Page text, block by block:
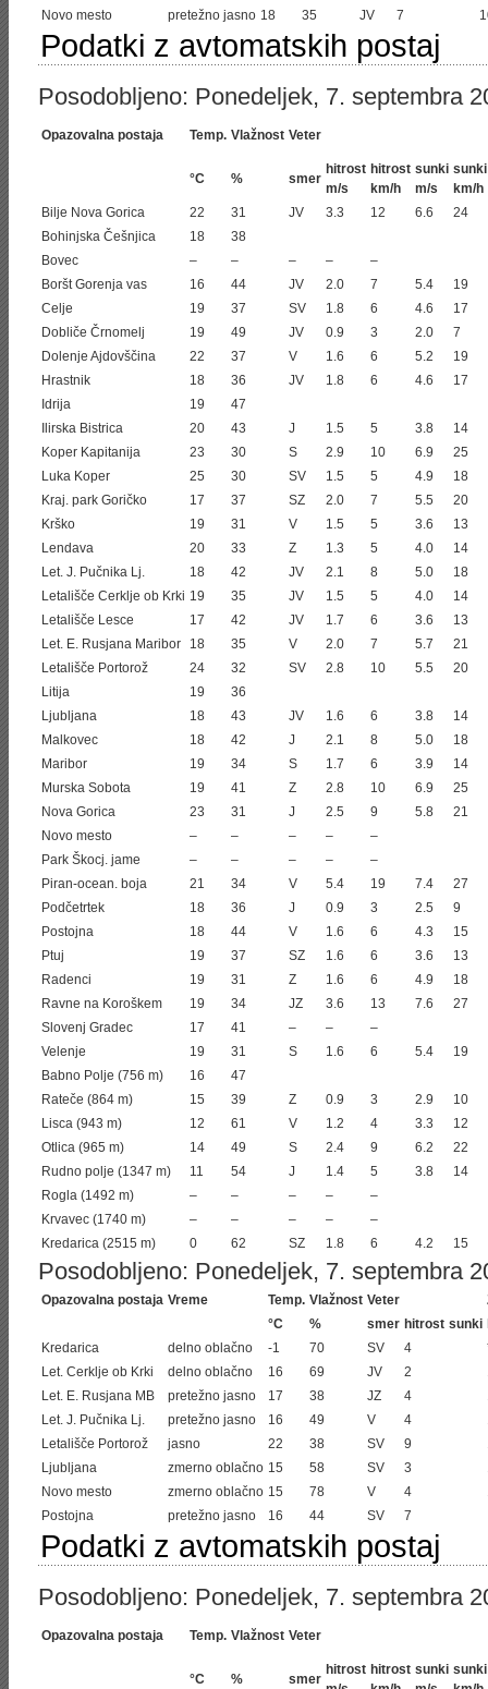
Novo mesto
pretežno jasno 18 35 JV 7
Podatki z avtomatskih postaj
Posodobljeno: Ponedeljek, 7. septembra
Opazovalna postaja Temp. Vlažnost Veter
°C % smer
hitrost
m/s
hitrost
km/h
sunki
m/s
sunki
km/h
Bilje Nova Gorica
22 31 JV 3.3 12 6.6
24
Bohinjska Češnjica
18
38
Bovec
– – – –
–
Boršt Gorenja vas
16 44 JV 2.0 7 5.4
19
Celje
19 37 SV 1.8 6 4.6
17
Dobliče Črnomelj
19 49 JV 0.9 3 2.0
7
Dolenje Ajdovščina
22 37 V 1.6 6 5.2
19
Hrastnik
18 36 JV 1.8 6 4.6
17
Idrija
19
47
Ilirska Bistrica
20 43 J 1.5 5 3.8
14
Koper Kapitanija
23 30 S 2.9 10 6.9
25
Luka Koper
25 30 SV 1.5 5 4.9
18
Kraj. park Goričko
17 37 SZ 2.0 7 5.5
20
Krško
19 31 V 1.5 5 3.6
13
Lendava
20 33 Z 1.3 5 4.0
14
Let. J. Pučnika Lj.
18 42 JV 2.1 8 5.0
18
Letališče Cerklje ob Krki 19 35 JV 1.5 5 4.0
14
Letališče Lesce
17 42 JV 1.7 6 3.6
13
Let. E. Rusjana Maribor
18 35 V 2.0 7 5.7
21
Letališče Portorož
24 32 SV 2.8 10 5.5
20
Litija
19
36
Ljubljana
18 43 JV 1.6 6 3.8
14
Malkovec
18 42 J 2.1 8 5.0
18
Maribor
19 34 S 1.7 6 3.9
14
Murska Sobota
19 41 Z 2.8 10 6.9
25
Nova Gorica
23 31 J 2.5 9 5.8
21
Novo mesto
– – – –
–
Park Škocj. jame
– – – –
–
Piran-ocean. boja
21 34 V 5.4 19 7.4
27
Podčetrtek
18 36 J 0.9 3 2.5
9
Postojna
18 44 V 1.6 6 4.3
15
Ptuj
19 37 SZ 1.6 6 3.6
13
Radenci
19 31 Z 1.6 6 4.9
18
Ravne na Koroškem
19 34 JZ 3.6 13 7.6
27
Slovenj Gradec
17 41 – –
–
Velenje
19 31 S 1.6 6 5.4
19
Babno Polje (756 m)
16
47
Rateče (864 m)
15 39 Z 0.9 3 2.9
10
Lisca (943 m)
12 61 V 1.2 4 3.3
12
Otlica (965 m)
14 49 S 2.4 9 6.2
22
Rudno polje (1347 m)
11 54 J 1.4 5 3.8
14
Rogla (1492 m)
– – – –
–
Krvavec (1740 m)
– – – –
–
Kredarica (2515 m)
0 62 SZ 1.8 6 4.2 15
Posodobljeno: Ponedeljek, 7. septembra
Opazovalna postaja Vreme Temp. Vlažnost Veter
°C
% smer hitrost sunki
Kredarica
delno oblačno -1 70 SV 4
Let. Cerklje ob Krki
delno oblačno 16 69 JV 2
Let. E. Rusjana MB
pretežno jasno 17 38 JZ 4
Let. J. Pučnika Lj.
pretežno jasno 16 49 V 4
Letališče Portorož
jasno 22 38 SV 9
Ljubljana
zmerno oblačno 15 58 SV 3
Novo mesto
zmerno oblačno 15 78 V 4
Postojna
pretežno jasno 16 44 SV 7
Podatki z avtomatskih postaj
Posodobljeno: Ponedeljek, 7. septembra
Opazovalna postaja Temp. Vlažnost Veter
°C % smer
hitrost hitrost sunki sunki